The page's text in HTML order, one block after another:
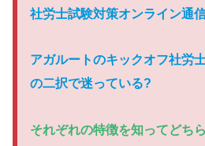
社労士試験対策オンライン通
アガルートのキックオフ社労
の二択で迷っている?
それぞれの特徴を知ってどち